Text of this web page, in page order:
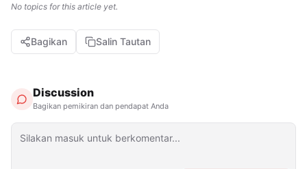
No topics for this article yet.
Bagikan Salin Tautan
Discussion
Bagikan pemikiran dan pendapat Anda